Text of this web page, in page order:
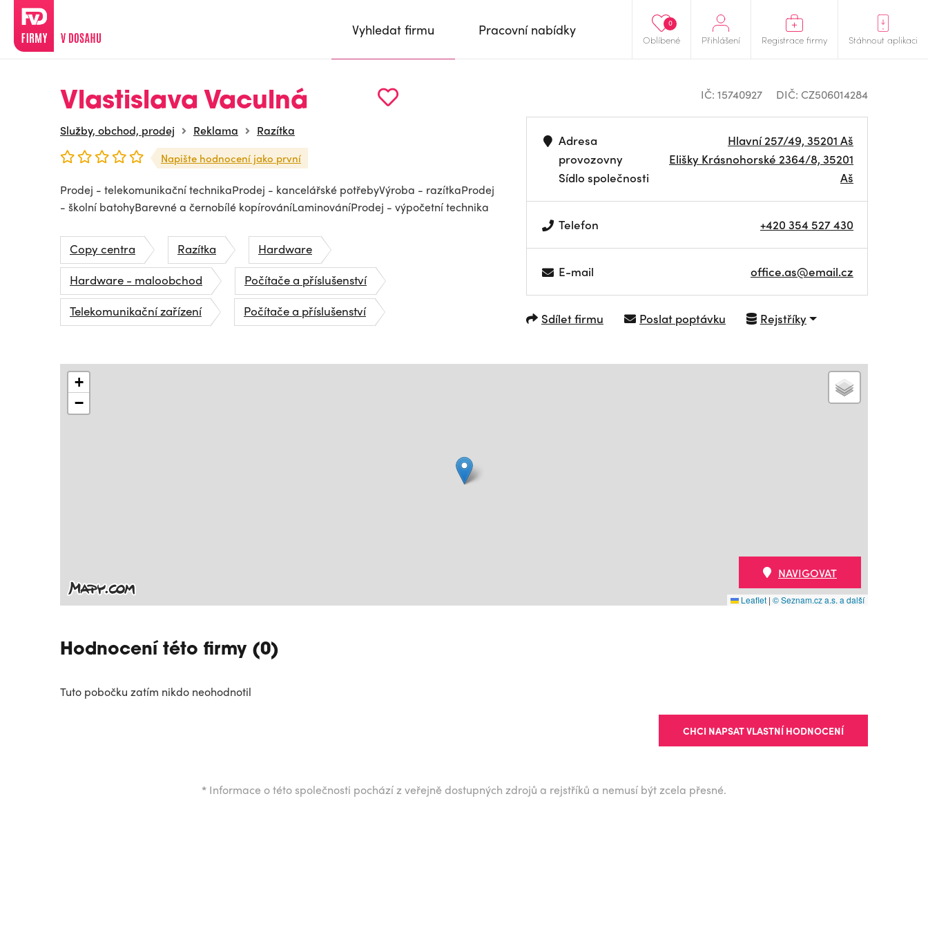
Oblíbené
0
Přihlášení Registrace firmy Stáhnout aplikaci
Vyhledat firmu Pracovní nabídky
Vlastislava Vaculná
Služby, obchod, prodej Reklama Razítka
Napište hodnocení jako první
Prodej - telekomunikační technikaProdej - kancelářské potřebyVýroba - razítkaProdej
- školní batohyBarevné a černobílé kopírováníLaminováníProdej - výpočetní technika
Copy centra Razítka
Hardware
Hardware - maloobchod
Počítače a příslušenství
Telekomunikační zařízení
Počítače a příslušenství
IČ: 15740927 DIČ: CZ506014284
Adresa
provozovny
Sídlo společnosti
Hlavní 257/49, 35201 Aš
Elišky Krásnohorské 2364/8, 35201
Aš
Telefon +420 354 527 430
E-mail office.as@email.cz
Sdílet firmu Poslat poptávku Rejstříky
+
−
Leaflet | © Seznam.cz a.s. a další
NAVIGOVAT
Hodnocení této firmy (0)
Tuto pobočku zatím nikdo neohodnotil
CHCI NAPSAT VLASTNÍ HODNOCENÍ
* Informace o této společnosti pochází z veřejně dostupných zdrojů a rejstříků a nemusí být zcela přesné.